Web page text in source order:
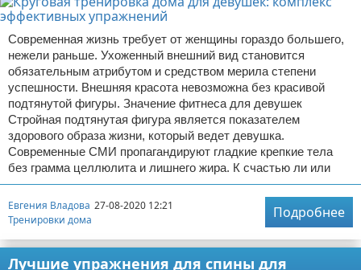
Современная жизнь требует от женщины гораздо большего,
нежели раньше. Ухоженный внешний вид становится
обязательным атрибутом и средством мерила степени
успешности. Внешняя красота невозможна без красивой
подтянутой фигуры. Значение фитнеса для девушек
Стройная подтянутая фигура является показателем
здорового образа жизни, который ведет девушка.
Современные СМИ пропагандируют гладкие крепкие тела
без грамма целлюлита и лишнего жира. К счастью ли или
Евгения Владова 27-08-2020 12:21
Тренировки дома
Подробнее
Лучшие упражнения для спины для